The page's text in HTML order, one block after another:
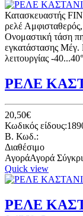
Κατασκευαστής
ρελέ
Ονομαστική τάση
εγκατάστασης Μέγ.
λειτουργίας -
ΡΕΛΕ
20,50€
Κωδικός
B. Κωδ.:
Διαθέσιμο
ΑγοράΑγορά
Quick view
ΡΕΛΕ